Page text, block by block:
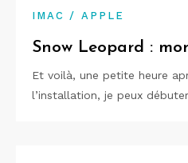
IMAC / APPLE
Snow Leopard :
Et voilà, une petite heure
l’installation, je peux